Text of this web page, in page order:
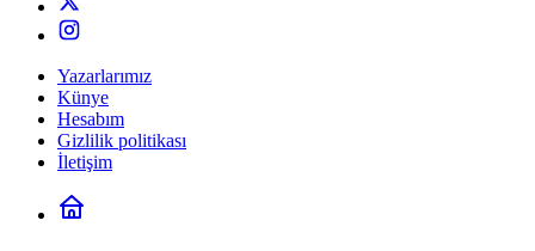
Yazarlarımız
Künye
Hesabım
Gizlilik politikası
İletişim